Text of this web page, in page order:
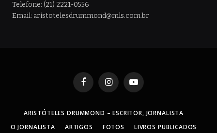
Telefone: (21) 2221-0556
Email: aristotelesdrummond@mls.com.br
FacebookInstagramYouTube
ARISTÓTELES DRUMMOND – ESCRITOR, JORNALISTA
O JORNALISTA
ARTIGOS FOTOS LIVROS PUBLICADOS